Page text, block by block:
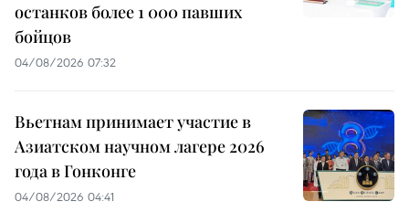
останков более 1 000 павших
бойцов
04/08/2026 07:32
Вьетнам принимает участие в
Азиатском научном лагере 2026
года в Гонконге
04/08/2026 04:41